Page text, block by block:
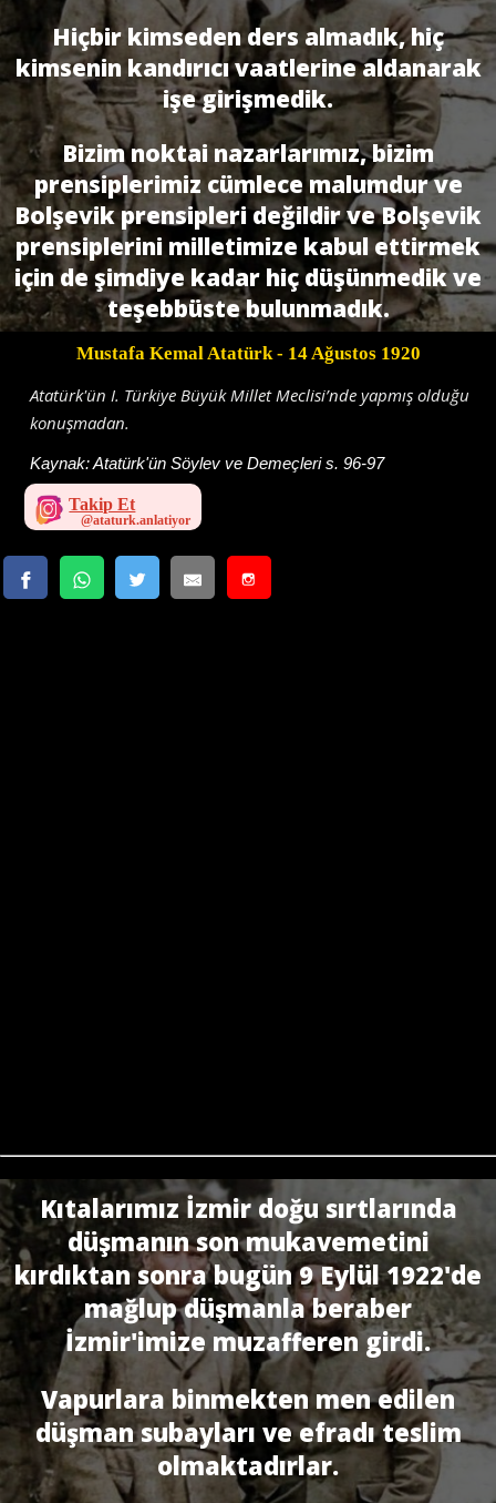
Hiçbir kimseden ders almadık, hiç
kimsenin kandırıcı vaatlerine aldanarak
işe girişmedik.
Bizim noktai nazarlarımız, bizim
prensiplerimiz cümlece malumdur ve
Bolşevik prensipleri değildir ve Bolşevik
prensiplerini milletimize kabul ettirmek
için de şimdiye kadar hiç düşünmedik ve
teşebbüste bulunmadık.
Mustafa Kemal Atatürk- 14 Ağustos 1920
Atatürk'ün I. Türkiye Büyük Millet Meclisi’nde yapmış olduğu
konuşmadan.
Kaynak:Atatürk'ün Söylev ve Demeçleri s. 96-97
Takip Et
Kıtalarımız İzmir doğu sırtlarında
düşmanın son mukavemetini
kırdıktan sonra bugün 9 Eylül 1922'de
mağlup düşmanla beraber
İzmir'imize muzafferen girdi.
Vapurlara binmekten men edilen
düşman subayları ve efradı teslim
olmaktadırlar.